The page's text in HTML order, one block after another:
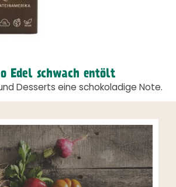
Edel schwach entölt
Desserts eine schokoladige Note.